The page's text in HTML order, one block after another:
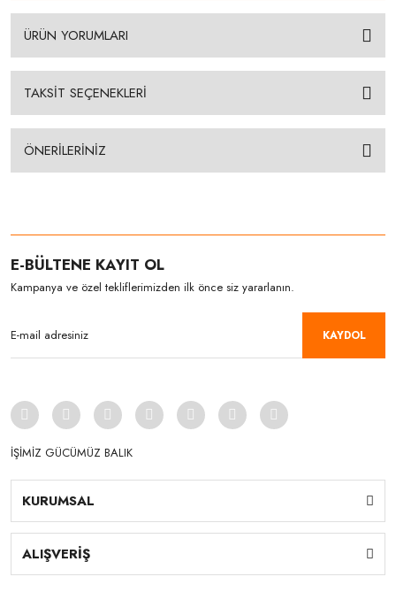
ÜRÜN YORUMLARI
TAKSİT SEÇENEKLERİ
ÖNERİLERİNİZ
E-BÜLTENE KAYIT OL
Kampanya ve özel tekliflerimizden ilk önce siz yararlanın.
KAYDOL
İŞİMİZ GÜCÜMÜZ BALIK
KURUMSAL
ALIŞVERİŞ